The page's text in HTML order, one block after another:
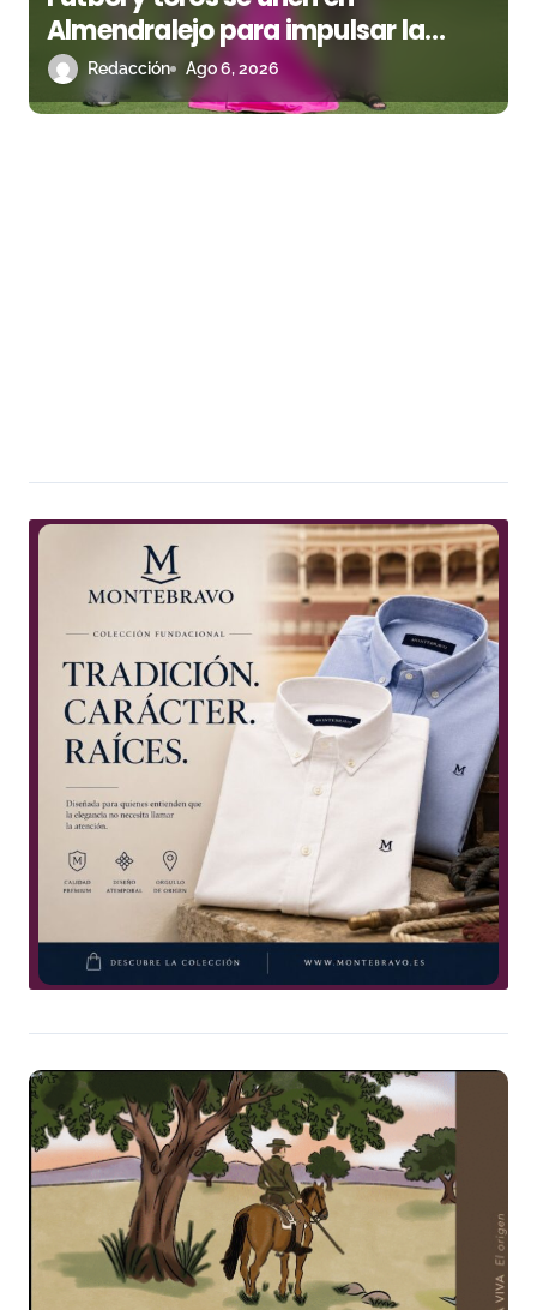
Almendralejo para impulsar la
corrida de la Piedad
Redacción Ago 6, 2026